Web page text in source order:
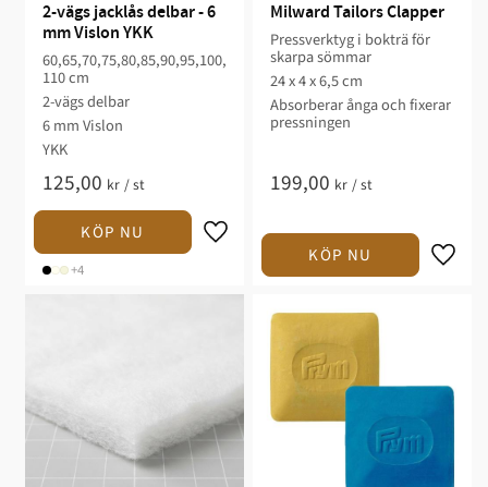
2-vägs jacklås delbar - 6
mm Vislon YKK
60,65,70,75,80,85,90,95,100,
110 cm
2-vägs delbar
6 mm Vislon
YKK
125,00 kr /st
+4
Milward Tailors Clapper
Pressverktyg i bokträ för
skarpa sömmar
24 x 4 x 6,5 cm
Absorberar ånga och fixerar
pressningen
199,00 kr /st